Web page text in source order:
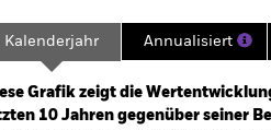
2009-01-01 00:00:00 to 2026-07-31
-40 to 80.
Kalenderjahr Annualisiert
Grafik zeigt die
10 Jahren gegenüber seiner